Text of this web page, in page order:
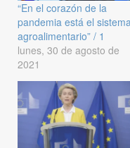
“En el corazón de la
pandemia está el
agroalimentario” / 1
lunes, 30 de agosto de
2021